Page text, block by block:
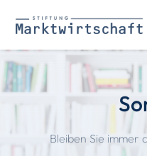
Bleiben Sie immer